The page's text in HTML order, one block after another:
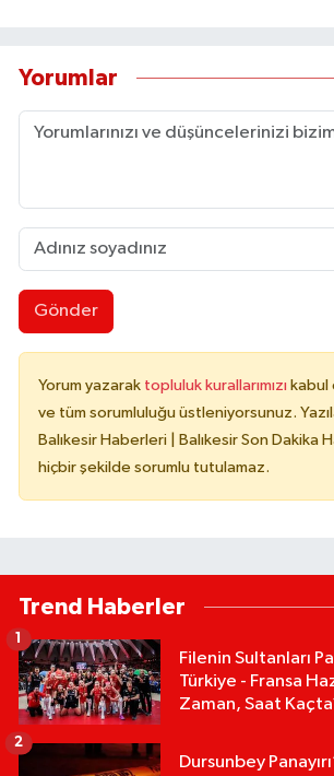
Yorumlar
Gönder
Yorum yazarak topluluk kurallarımızı kabul
ve tüm sorumluluğu üstleniyorsunuz.
Balıkesir Haberleri | Balıkesir Son Dakika
hiçbir şekilde sorumlu tutulamaz.
Trend Haberler
Filenin Sultanları
Türkiye - Fransa
Zaman, Saat
1
Dursunbey
2